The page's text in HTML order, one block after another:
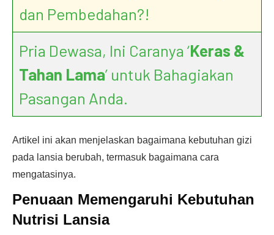
dan Pembedahan?!
Pria Dewasa, Ini Caranya ‘Keras &
Tahan Lama’ untuk Bahagiakan
Pasangan Anda.
Artikel ini akan menjelaskan bagaimana kebutuhan gizi
pada lansia berubah, termasuk bagaimana cara
mengatasinya.
Penuaan Memengaruhi Kebutuhan
Nutrisi Lansia